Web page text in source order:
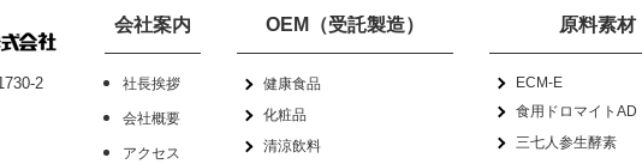
2
会社案内
社長挨拶
会社概要
アクセス
OEM（受託製造）
健康食品
化粧品
清涼飲料
原料素材
ECM-E
食用ドロマイトAD
三七人参生酵素